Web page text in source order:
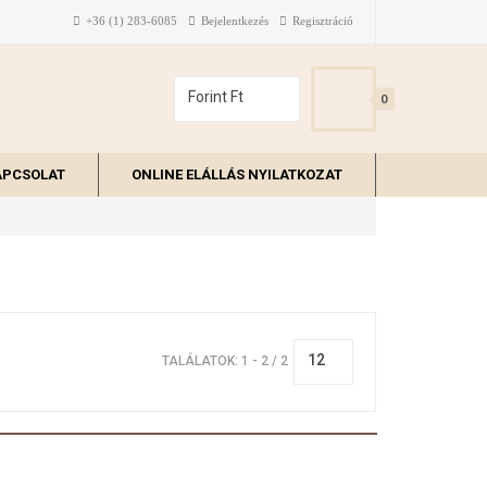
+36 (1) 283-6085 Bejelentkezés Regisztráció
Forint Ft 0
ONLINE ELÁLLÁS NYILATKOZAT
TALÁLATOK: 1 - 2 / 2 12